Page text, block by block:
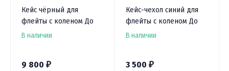
Кейс чёрный для
флейты с коленом До
В наличии
9 800 ₽
Кейс-чехол синий для
флейты с коленом До
В наличии
3 500 ₽